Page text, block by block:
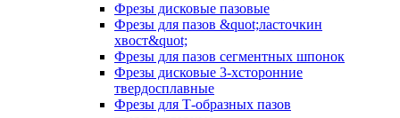
Фрезы дисковые пазовые
Фрезы для пазов &quot;ласточкин
хвост&quot;
Фрезы для пазов сегментных шпонок
Фрезы дисковые 3-хсторонние
твердосплавные
Фрезы для Т-образных пазов